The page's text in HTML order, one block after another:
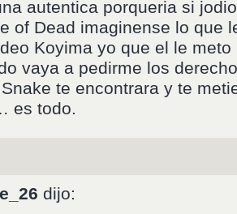
autentica porqueria si
of Dead imaginense lo que
Koyima yo que el le
vaya a pedirme los
te encontrara y te
es todo.
dijo: